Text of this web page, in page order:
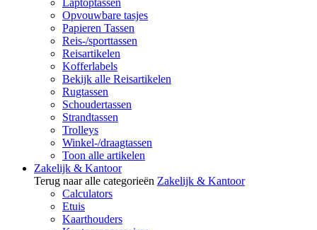
Laptoptassen
Opvouwbare tasjes
Papieren Tassen
Reis-/sporttassen
Reisartikelen
Kofferlabels
Bekijk alle Reisartikelen
Rugtassen
Schoudertassen
Strandtassen
Trolleys
Winkel-/draagtassen
Toon alle artikelen
Zakelijk & Kantoor
Terug naar alle categorieën Zakelijk & Kantoor
Calculators
Etuis
Kaarthouders